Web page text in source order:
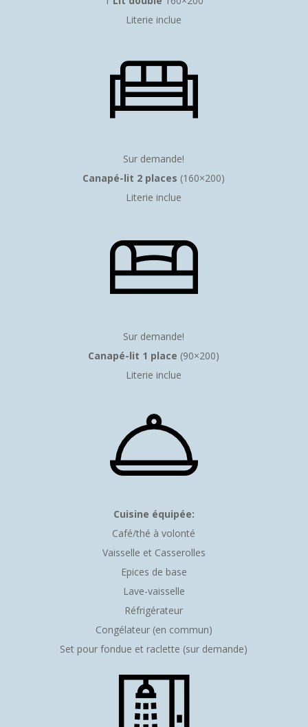
Literie inclue
Sur demande!
Canapé-lit 2 places (160×200)
Literie inclue
Sur demande!
Canapé-lit 1 place (90×200)
Literie inclue
Cuisine équipée:
Café/thé à volonté
Vaisselle et Casserolles
Epices de base
Lave-vaisselle
Réfrigérateur
Congélateur (en commun)
Set pour fondue et raclette (sur demande)